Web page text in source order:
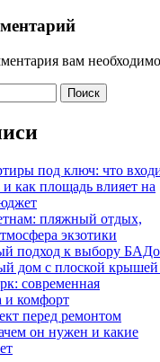
вам необходимо
под ключ: что
и как площадь влияет на
пляжный отдых,
экзотики
подход к выбору
дом с плоской крышей
современная
и комфорт
перед ремонтом
он нужен и какие